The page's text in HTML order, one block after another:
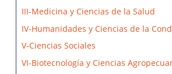
III-Medicina y Ciencias de la Salud
IV-Humanidades y Ciencias de la
V-Ciencias Sociales
VI-Biotecnología y Ciencias